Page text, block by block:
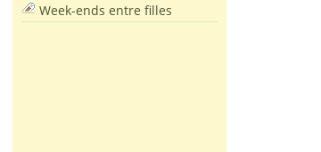
Week-ends entre filles